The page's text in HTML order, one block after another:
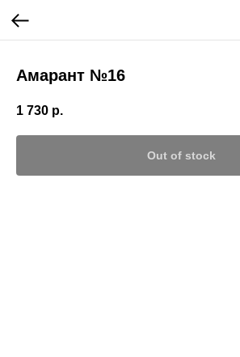
Амарант №16
1 730 р.
Out of stock